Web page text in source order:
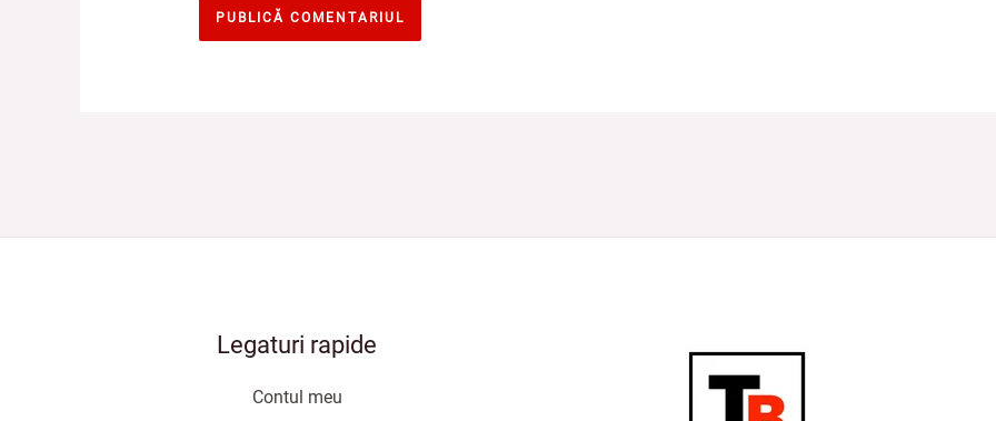
Legaturi rapide
Contul meu